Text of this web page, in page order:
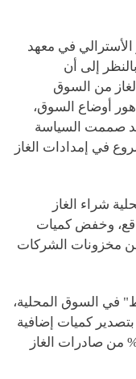
في معهد
إلى أن
من السوق
أوضاع السوق،
صممت السياسة
في إمدادات الغاز
شراء الغاز
وخفض كميات
مخزونات الشركات
في السوق المحلية،
بتصدير كميات إضافية
لن تتأثر عمليا سوى أقل من 20% من صادرات الغاز